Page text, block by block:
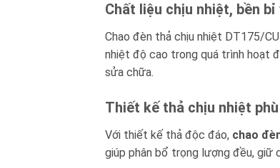
Chất liệu chịu nhiệt, bền
Chao đèn thả chịu nhiệt DT175/
nhiệt độ cao trong quá trình hoạt
sửa chữa.
Thiết kế thả chịu nhiệt
Với thiết kế thả độc đáo, chao
giúp phân bổ trọng lượng đều, giữ